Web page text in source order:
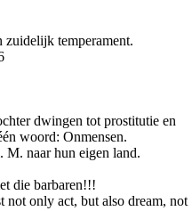
temperament.
dwingen tot prostitutie en
woord: Onmensen.
M. naar hun eigen land.
die barbaren!!!
not only act, but also dream, not